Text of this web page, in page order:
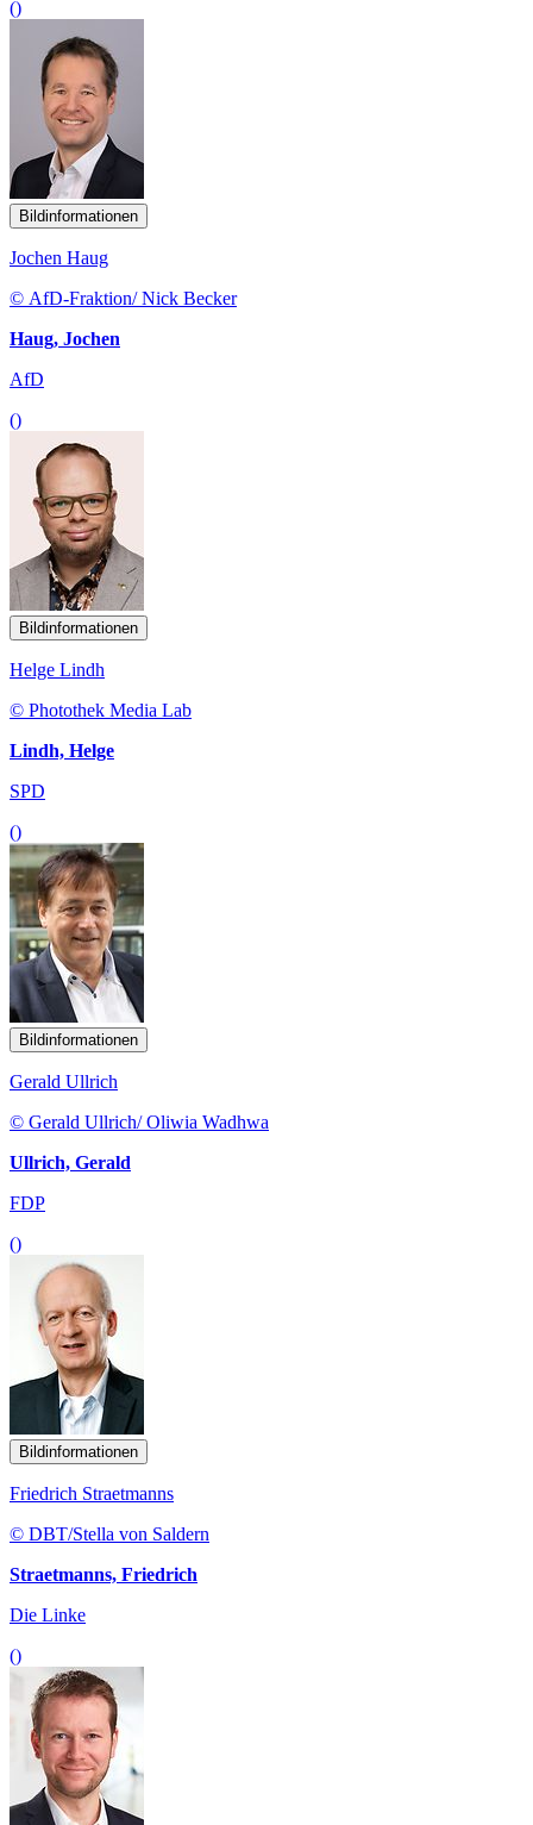
()
Bildinformationen
Jochen Haug
© AfD-Fraktion/ Nick Becker
Haug, Jochen
AfD
()
Bildinformationen
Helge Lindh
© Photothek Media Lab
Lindh, Helge
SPD
()
Bildinformationen
Gerald Ullrich
© Gerald Ullrich/ Oliwia Wadhwa
Ullrich, Gerald
FDP
()
Bildinformationen
Friedrich Straetmanns
© DBT/Stella von Saldern
Straetmanns, Friedrich
Die Linke
()